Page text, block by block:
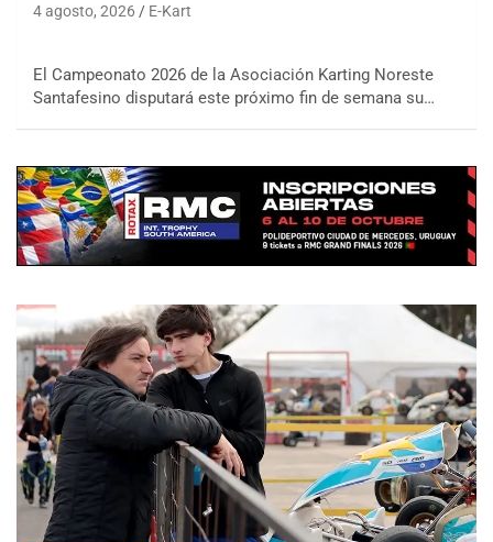
4 agosto, 2026 E-Kart
El Campeonato 2026 de la Asociación Karting Noreste
Santafesino disputará este próximo fin de semana su…